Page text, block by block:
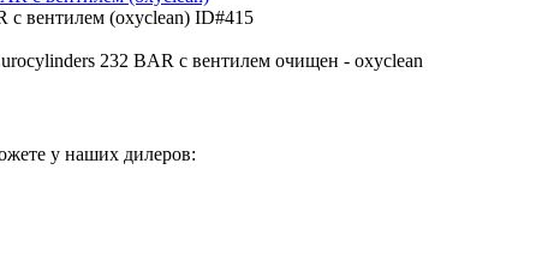
с вентилем (oxyclean) ID#415
232 BAR с вентилем очищен - oxyclean
у наших дилеров: